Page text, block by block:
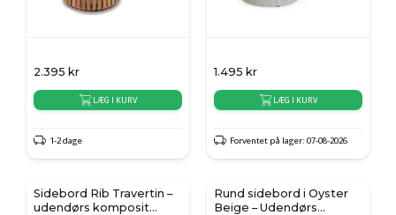
2.395 kr
LÆG I KURV
1-2 dage
1.495 kr
LÆG I KURV
Forventet på lager: 07-08-2026
Sidebord Rib Travertin –
udendørs komposit
Rund sidebord i Oyster
Beige – Udendørs